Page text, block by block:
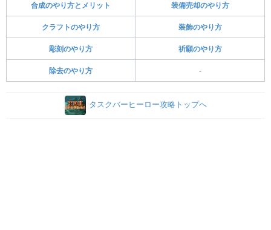
合成のやり方とメリット 装備売却のやり方
クラフトのやり方 装飾のやり方
彫刻のやり方 祈願のやり方
除去のやり方 -
タスクバーヒーロー攻略トップへ